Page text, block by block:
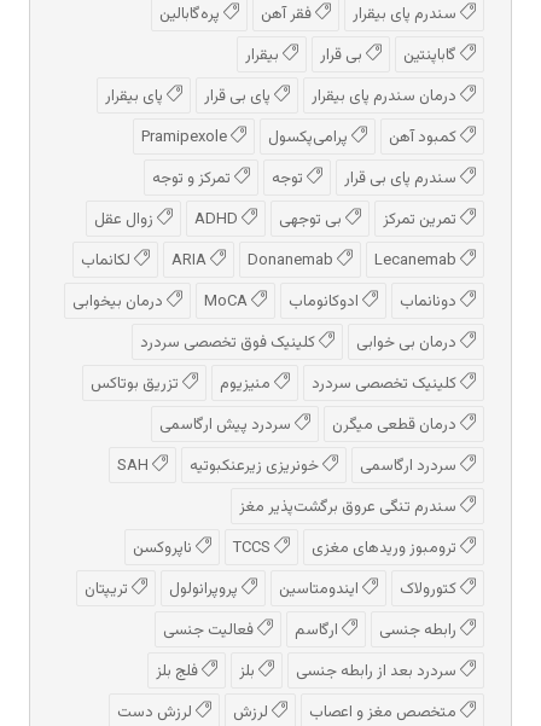
سندرم پای بیقرار
فقر آهن
پره‌گابالین
گاباپنتین
بی قرار
بیقرار
درمان سندرم پای بیقرار
پای بی قرار
پای بیقرار
کمبود آهن
پرامی‌پکسول
سندرم پای بی قرار
توجه
تمرکز و توجه
تمرین تمرکز
بی توجهی
زوال عقل
لکانماب
دونانماب
ادوكانوماب
درمان بیخوابی
درمان بی خوابی
کلینیک فوق تخصصی سردرد
کلینیک تخصصی سردرد
منیزیوم
تزریق بوتاکس
درمان قطعی میگرن
سردرد پیش‌ ارگاسمی
سردرد ارگاسمی
خونریزی زیرعنکبوتیه
سندرم تنگی عروق برگشت‌پذیر مغز
ترومبوز وریدهای مغزی
ناپروکسن
کتورولاک
ایندومتاسین پروپرانولول
تریپتان
رابطه جنسی
ارگاسم
فعالیت جنسی
سردرد بعد از رابطه جنسی
بلز
فلج بلز
متخصص مغز و اعصاب
لرزش
لرزش دست